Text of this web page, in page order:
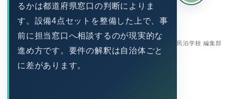
民泊学校 編集部
るかは都道府県窓口の判断によりま
す。設備4点セットを整備した上で、事
前に担当窓口へ相談するのが現実的な
進め方です。要件の解釈は自治体ごと
に差があります。